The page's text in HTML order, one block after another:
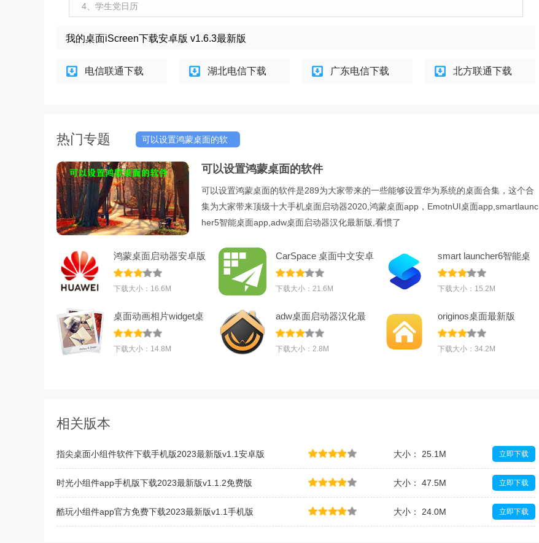
4、学生党日历
我的桌面iScreen下载安卓版 v1.6.3最新版
电信联通下载 湖北电信下载 广东电信下载 北方联通下载
热门专题
可以设置鸿蒙桌面的软
可以设置鸿蒙桌面的软件
可以设置鸿蒙桌面的软件是289为大家带来的一些能够设置华为系统的桌面合集，这个合
集为大家带来顶级十大手机桌面启动器2020,鸿蒙桌面app，EmotnUI桌面app,smartlaunc
her5智能桌面app,adw桌面启动器汉化最新版,看惯了
鸿蒙桌面启动器安卓版
v6.250701.0.
下载大小：16.6M
CarSpace 桌面中文安卓
免费版v77安
下载大小：21.6M
smart launcher6智能桌
面app中文版
下载大小：15.2M
桌面动画相片widget桌
面永久版v10.
下载大小：14.8M
adw桌面启动器汉化最
新版(ADWLaunc
下载大小：2.8M
originos桌面最新版
(Origin OS For
下载大小：34.2M
相关版本
指尖桌面小组件软件下载手机版2023最新版v1.1安卓版 大小： 25.1M 立即下载
时光小组件app手机版下载2023最新版v1.1.2免费版 大小： 47.5M 立即下载
酷玩小组件app官方免费下载2023最新版v1.1手机版 大小： 24.0M 立即下载